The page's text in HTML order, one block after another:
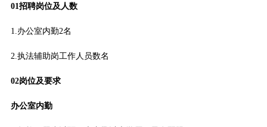
01招聘岗位及人数
1.办公室内勤2名
2.执法辅助岗工作人员数名
02岗位及要求
办公室内勤